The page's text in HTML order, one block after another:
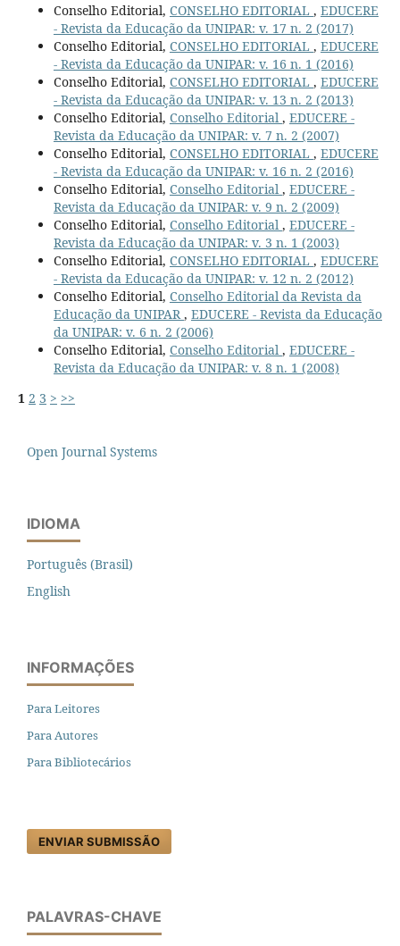
Conselho Editorial, CONSELHO EDITORIAL , EDUCERE
- Revista da Educação da UNIPAR: v. 17 n. 2 (2017)
Conselho Editorial, CONSELHO EDITORIAL , EDUCERE
- Revista da Educação da UNIPAR: v. 16 n. 1 (2016)
Conselho Editorial, CONSELHO EDITORIAL , EDUCERE
- Revista da Educação da UNIPAR: v. 13 n. 2 (2013)
Conselho Editorial, Conselho Editorial , EDUCERE -
Revista da Educação da UNIPAR: v. 7 n. 2 (2007)
Conselho Editorial, CONSELHO EDITORIAL , EDUCERE
- Revista da Educação da UNIPAR: v. 16 n. 2 (2016)
Conselho Editorial, Conselho Editorial , EDUCERE -
Revista da Educação da UNIPAR: v. 9 n. 2 (2009)
Conselho Editorial, Conselho Editorial , EDUCERE -
Revista da Educação da UNIPAR: v. 3 n. 1 (2003)
Conselho Editorial, CONSELHO EDITORIAL , EDUCERE
- Revista da Educação da UNIPAR: v. 12 n. 2 (2012)
Conselho Editorial, Conselho Editorial da Revista da
Educação da UNIPAR , EDUCERE - Revista da Educação
da UNIPAR: v. 6 n. 2 (2006)
Conselho Editorial, Conselho Editorial , EDUCERE -
Revista da Educação da UNIPAR: v. 8 n. 1 (2008)
1 2 3 > >>
Open Journal Systems
IDIOMA
Português (Brasil)
English
INFORMAÇÕES
Para Leitores
Para Autores
Para Bibliotecários
ENVIAR SUBMISSÃO
PALAVRAS-CHAVE